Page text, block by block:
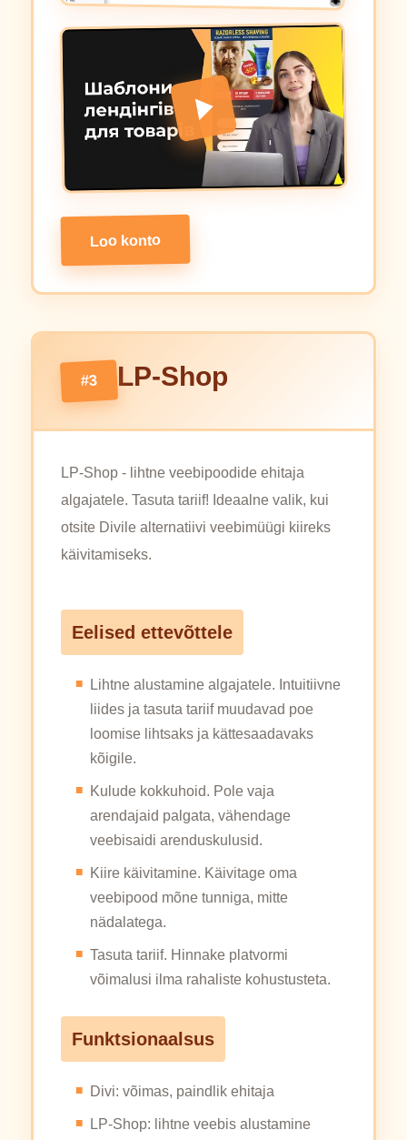
Loo konto
#3 LP-Shop
LP-Shop - lihtne veebipoodide ehitaja
algajatele. Tasuta tariif! Ideaalne valik, kui
otsite Divile alternatiivi veebimüügi kiireks
käivitamiseks.
Eelised ettevõttele
Lihtne alustamine algajatele. Intuitiivne
liides ja tasuta tariif muudavad poe
loomise lihtsaks ja kättesaadavaks
kõigile.
Kulude kokkuhoid. Pole vaja
arendajaid palgata, vähendage
veebisaidi arenduskulusid.
Kiire käivitamine. Käivitage oma
veebipood mõne tunniga, mitte
nädalatega.
Tasuta tariif. Hinnake platvormi
võimalusi ilma rahaliste kohustusteta.
Funktsionaalsus
Divi: võimas, paindlik ehitaja
LP-Shop: lihtne veebis alustamine